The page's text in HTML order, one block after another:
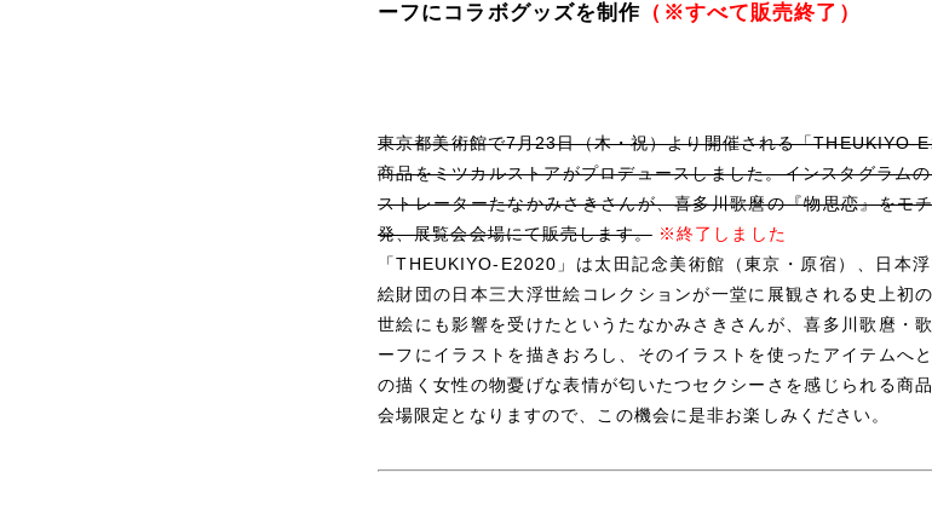
ーフにコラボグッズを制作 （※すべて販売終了）
東京都美術館で7月23日（木・祝）より開催される「THEUKIYO-
商品をミツカルストアがプロデュースしました。インスタグラム
ストレーターたなかみさきさんが、喜多川歌麿の『物思恋』をモ
発、展覧会会場にて販売します。 ※終了しました
「THEUKIYO-E2020」は太田記念美術館（東京・原宿）、日本
絵財団の日本三大浮世絵コレクションが一堂に展観される史上初
世絵にも影響を受けたというたなかみさきさんが、喜多川歌麿・
ーフにイラストを描きおろし、そのイラストを使ったアイテムへ
の描く女性の物憂げな表情が匂いたつセクシーさを感じられる商
会場限定となりますので、この機会に是非お楽しみください。